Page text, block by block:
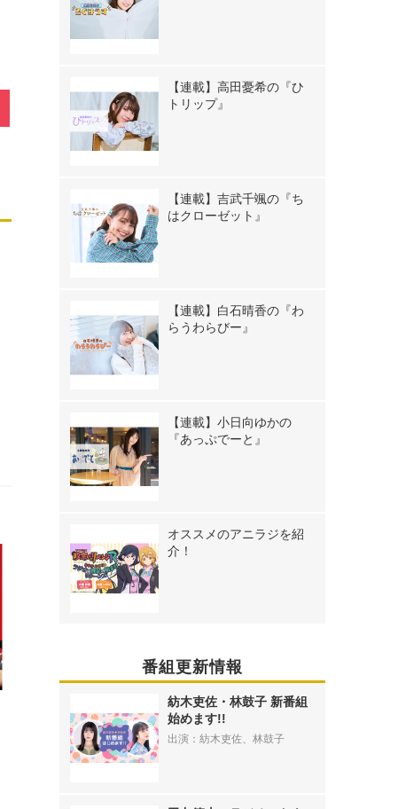
【連載】高田憂希の『ひ
トリップ』
【連載】吉武千颯の『ち
はクローゼット』
【連載】白石晴香の『わ
らうわらびー』
【連載】小日向ゆかの
『あっぷでーと』
オススメのアニラジを紹
介！
番組更新情報
紡木吏佐・林鼓子 新番組
始めます!!
出演：紡木吏佐、林鼓子